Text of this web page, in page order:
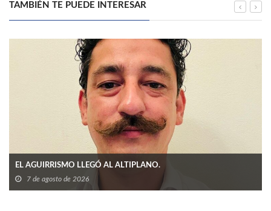
TAMBIÉN TE PUEDE INTERESAR
EL AGUIRRISMO LLEGÓ AL ALTIPLANO.
7 de agosto de 2026